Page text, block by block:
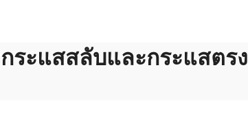
ระแสสลับและกระแสตรง